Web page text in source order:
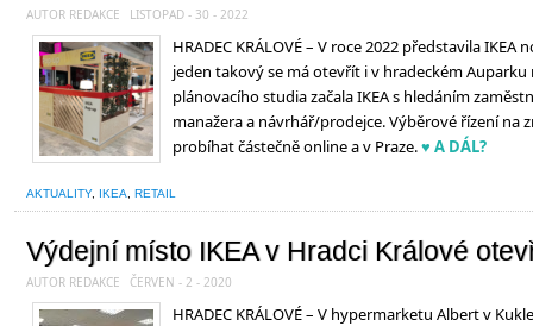
AUTOR REDAKCE LISTOPAD - 30 - 2022
HRADEC KRÁLOVÉ – V roce 2022 představila
jeden takový se má otevřít i v hradeckém
plánovacího studia začala IKEA s hledáním
manažera a návrhář/prodejce. Výběrové řízení na
probíhat částečně online a v Praze.♥ A DÁL?
AKTUALITY, IKEA RETAIL
Výdejní místo IKEA v Hradci Králové
AUTOR REDAKCE ČERVEN - 2 - 2020
HRADEC KRÁLOVÉ – V hypermarketu Albert v